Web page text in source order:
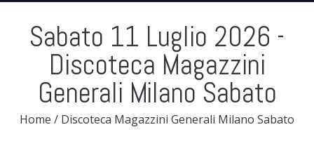
Sabato 11 Luglio 2026 -
Discoteca Magazzini
Generali Milano Sabato
Home / Discoteca Magazzini Generali Milano Sabato